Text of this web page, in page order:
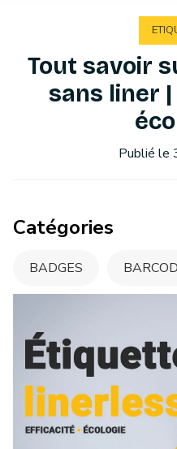
Tout savoir
sans liner
Publié le
Catégories
BADGES